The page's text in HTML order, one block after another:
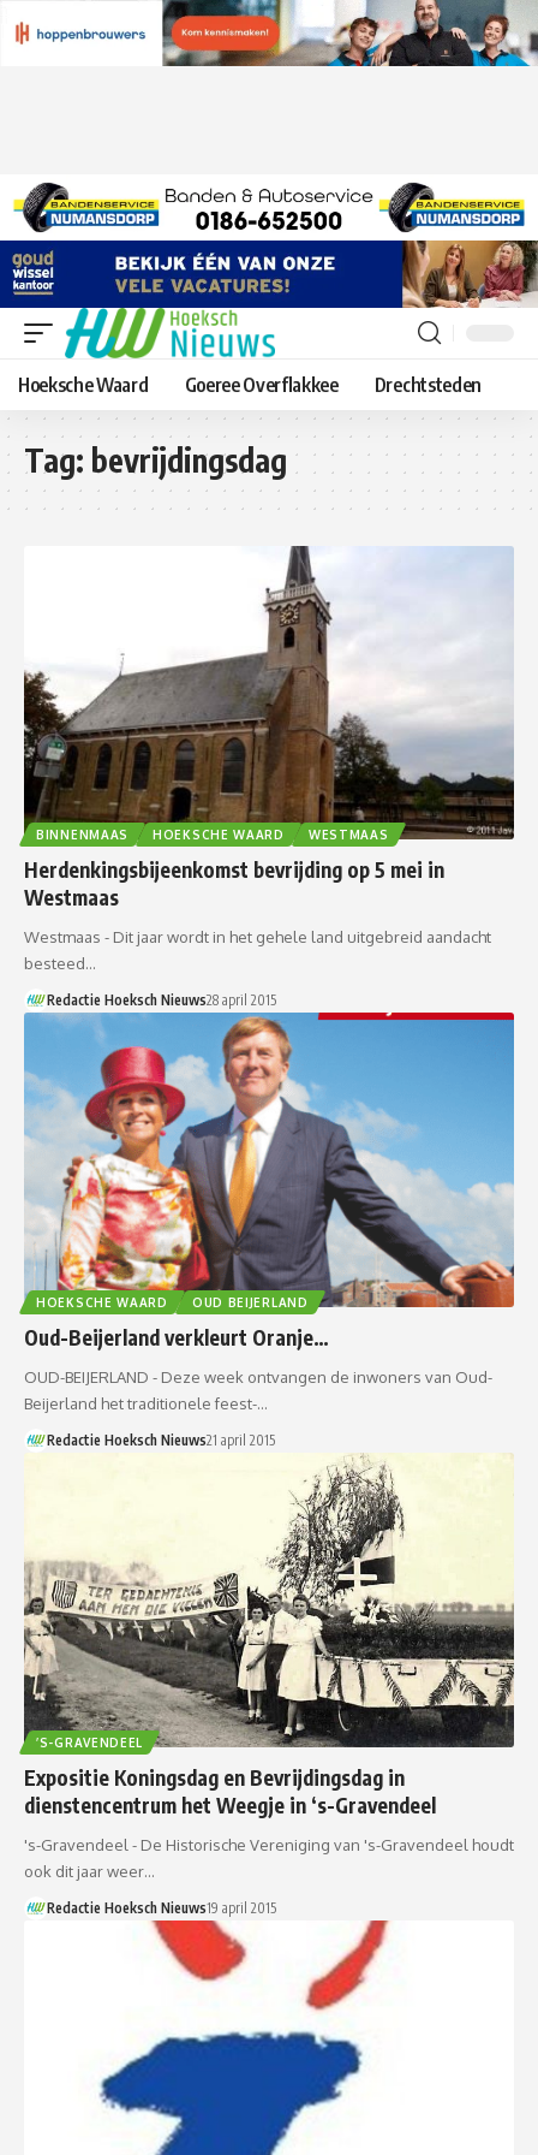
Hoeksche Waard Goeree Overflakkee Drechtsteden
Tag: bevrijdingsdag
BINNENMAAS HOEKSCHE WAARD WESTMAAS
Herdenkingsbijeenkomst bevrijding op 5 mei in
Westmaas
Westmaas - Dit jaar wordt in het gehele land uitgebreid aandacht
besteed…
Redactie Hoeksch Nieuws28 april 2015
HOEKSCHE WAARD OUD BEIJERLAND
Oud-Beijerland verkleurt Oranje…
OUD-BEIJERLAND - Deze week ontvangen de inwoners van Oud-
Beijerland het traditionele feest-…
Redactie Hoeksch Nieuws21 april 2015
’S-GRAVENDEEL
Expositie Koningsdag en Bevrijdingsdag in
dienstencentrum het Weegje in ‘s-Gravendeel
's-Gravendeel - De Historische Vereniging van 's-Gravendeel houdt
ook dit jaar weer…
Redactie Hoeksch Nieuws19 april 2015